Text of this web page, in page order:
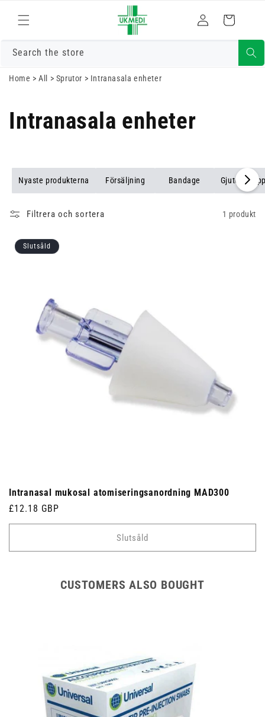
innehåll
in
Varukorg
Search the store
Home >All > Sprutor > Intranasala enheter
Intranasala enheter
Nyaste produkterna Försäljning Bandage Gjuten
Filtrera och sortera 1 produkt
Slutsåld
Intranasal mukosal atomiseringsanordning MAD300
Ordinarie
pris
£12.18 GBP
Slutsåld
CUSTOMERS ALSO BOUGHT